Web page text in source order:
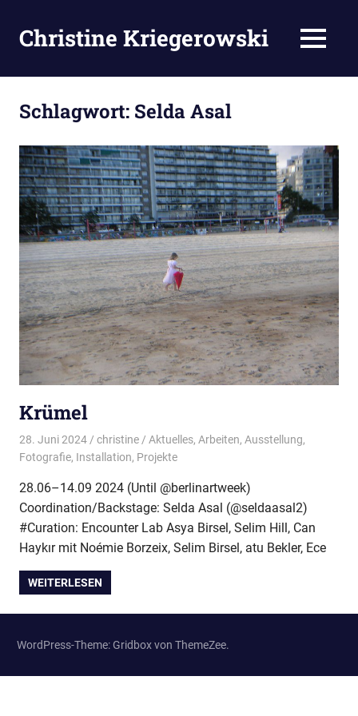
Inhalt
springen
Christine Kriegerowski MENÜ
Schlagwort: Selda Asal
Krümel
28. Juni 2024 christine Aktuelles, Arbeiten, Ausstellung,
Fotografie, Installation, Projekte
28.06–14.09 2024 (Until @berlinartweek)
Coordination/Backstage: Selda Asal (@seldaasal2)
#Curation: Encounter Lab Asya Birsel, Selim Hill, Can
Haykır mit Noémie Borzeix, Selim Birsel, atu Bekler, Ece
WEITERLESEN
WordPress-Theme: Gridbox von ThemeZee.